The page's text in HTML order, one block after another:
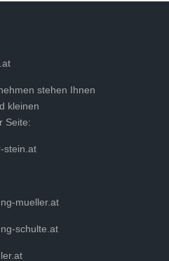
stehen Ihnen
kleinen
Seite:
stein.at
mueller.at
schulte.at